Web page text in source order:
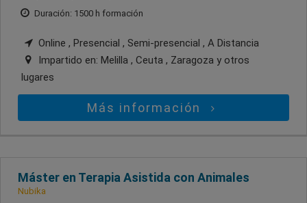
Duración: 1500 h formación
Online , Presencial , Semi-presencial , A Distancia
Impartido en: Melilla , Ceuta , Zaragoza y otros
lugares
Más información
Máster en Terapia Asistida con Animales
Nubika